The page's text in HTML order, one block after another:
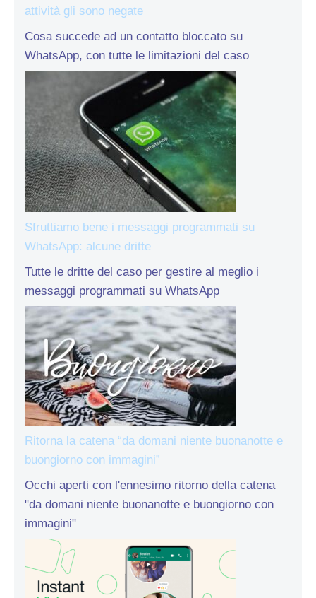
attività gli sono negate
Cosa succede ad un contatto bloccato su
WhatsApp, con tutte le limitazioni del caso
Sfruttiamo bene i messaggi programmati su
WhatsApp: alcune dritte
Tutte le dritte del caso per gestire al meglio i
messaggi programmati su WhatsApp
Ritorna la catena “da domani niente buonanotte e
buongiorno con immagini”
Occhi aperti con l'ennesimo ritorno della catena
"da domani niente buonanotte e buongiorno con
immagini"